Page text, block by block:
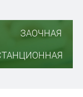
ЗАОЧНАЯ